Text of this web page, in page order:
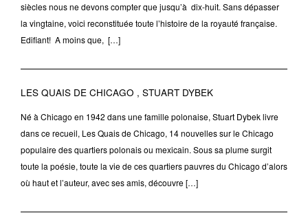
siècles nous ne devons compter que jusqu’à dix-huit. Sans dépasser
la vingtaine, voici reconstituée toute l’histoire de la royauté française.
Edifiant! A moins que, […]
LES QUAIS DE CHICAGO , STUART DYBEK
Né à Chicago en 1942 dans une famille polonaise, Stuart Dybek livre
dans ce recueil, Les Quais de Chicago, 14 nouvelles sur le Chicago
populaire des quartiers polonais ou mexicain. Sous sa plume surgit
toute la poésie, toute la vie de ces quartiers pauvres du Chicago d’alors
où haut et l’auteur, avec ses amis, découvre […]